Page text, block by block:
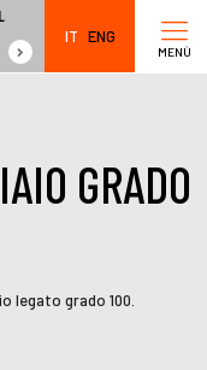
MENÙ
IT ENG
GRADO
legato grado 100.